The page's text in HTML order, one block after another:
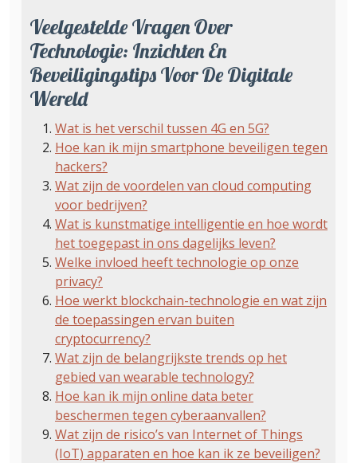
Veelgestelde Vragen Over
Technologie: Inzichten En
Beveiligingstips Voor De Digitale
Wereld
Wat is het verschil tussen 4G en 5G?
Hoe kan ik mijn smartphone beveiligen tegen
hackers?
Wat zijn de voordelen van cloud computing
voor bedrijven?
Wat is kunstmatige intelligentie en hoe wordt
het toegepast in ons dagelijks leven?
Welke invloed heeft technologie op onze
privacy?
Hoe werkt blockchain-technologie en wat zijn
de toepassingen ervan buiten
cryptocurrency?
Wat zijn de belangrijkste trends op het
gebied van wearable technology?
Hoe kan ik mijn online data beter
beschermen tegen cyberaanvallen?
Wat zijn de risico’s van Internet of Things
(IoT) apparaten en hoe kan ik ze beveiligen?